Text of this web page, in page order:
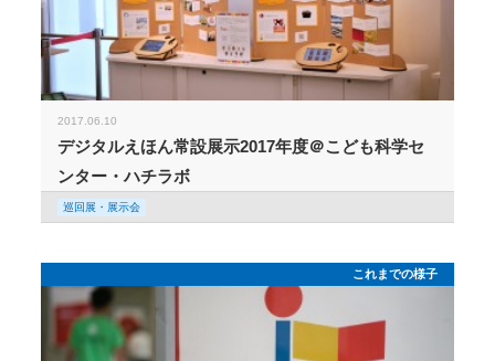
2017.06.10
デジタルえほん常設展示2017年度＠こども科学セ
ンター・ハチラボ
巡回展・展示会
これまでの様子